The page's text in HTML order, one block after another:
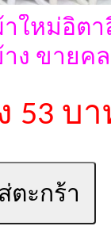
าใหม่อิต
าง ขายค
53 บ